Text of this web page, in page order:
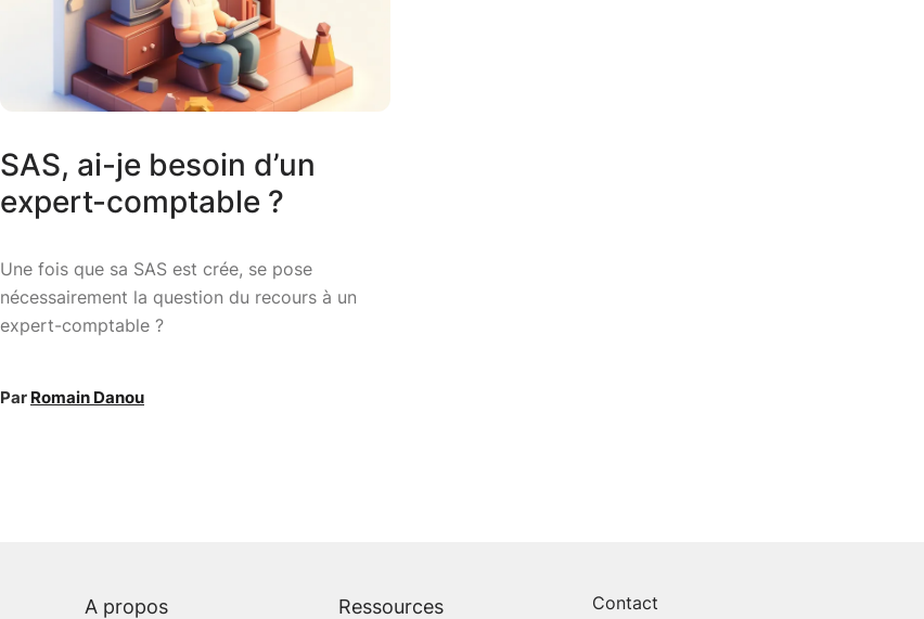
SAS, ai-je besoin d’un
expert-comptable ?
Une fois que sa SAS est crée, se pose
nécessairement la question du recours à un
expert-comptable ?
Par Romain Danou
A propos Ressources Contact